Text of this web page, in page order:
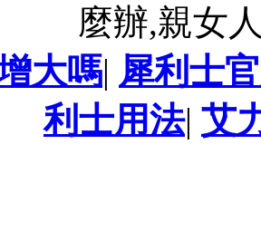
麼辦,親女
大嗎| 犀利士
利士用法| 艾